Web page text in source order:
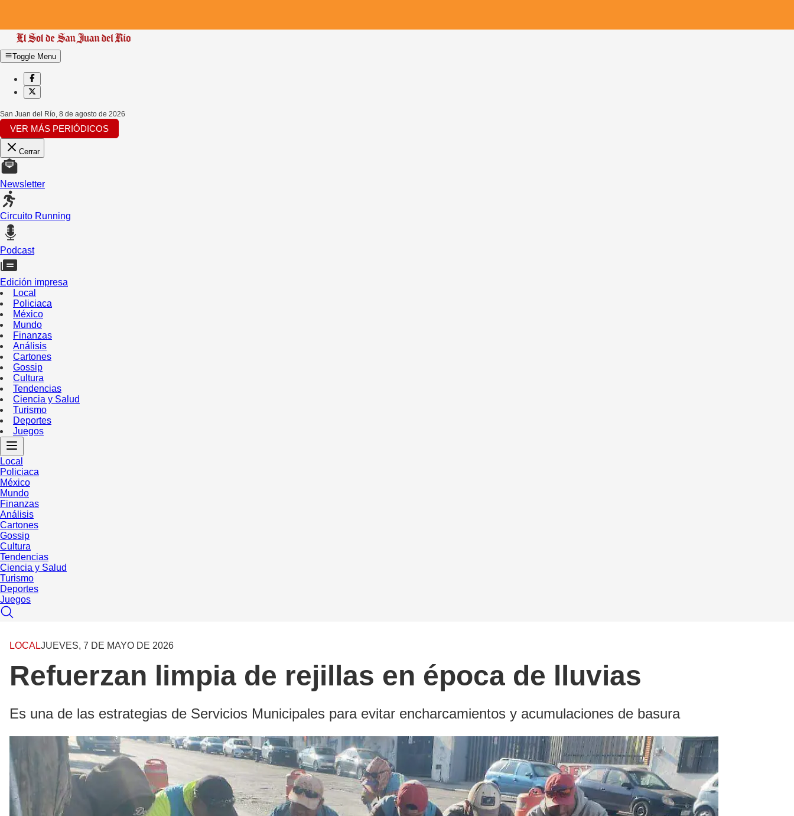
Toggle Menu
San Juan del Río, 8 de agosto de 2026
VER MÁS PERIÓDICOS
Cerrar
Newsletter
Circuito Running
Podcast
Edición impresa
Local
Policiaca
México
Mundo
Finanzas
Análisis
Cartones
Gossip
Cultura
Tendencias
Ciencia y Salud
Turismo
Deportes
Juegos
Local
Policiaca
México
Mundo
Finanzas
Análisis
Cartones
Gossip
Cultura
Tendencias
Ciencia y Salud
Turismo
Deportes
Juegos
LOCALJUEVES, 7 DE MAYO DE 2026
Refuerzan limpia de rejillas en época de lluvias
Es una de las estrategias de Servicios Municipales para evitar encharcamientos y acumulaciones de basura